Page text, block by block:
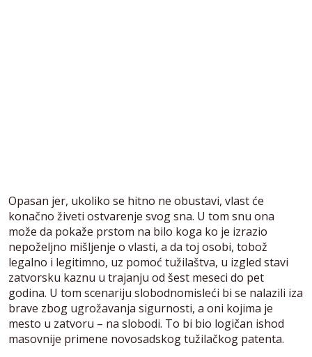
Opasan jer, ukoliko se hitno ne obustavi, vlast će
konačno živeti ostvarenje svog sna. U tom snu ona
može da pokaže prstom na bilo koga ko je izrazio
nepoželjno mišljenje o vlasti, a da toj osobi, tobož
legalno i legitimno, uz pomoć tužilaštva, u izgled stavi
zatvorsku kaznu u trajanju od šest meseci do pet
godina. U tom scenariju slobodnomisleći bi se nalazili iza
brave zbog ugrožavanja sigurnosti, a oni kojima je
mesto u zatvoru – na slobodi. To bi bio logičan ishod
masovnije primene novosadskog tužilačkog patenta.